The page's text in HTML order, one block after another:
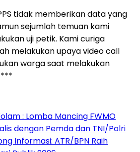
tidak memberikan data yang
sejumlah temuan kami
uji petik. Kami curiga
melakukan upaya video call
warga saat melakukan
: Lomba Mancing FWMO
dengan Pemda dan TNI/Polri
Informasi: ATR/BPN Raih